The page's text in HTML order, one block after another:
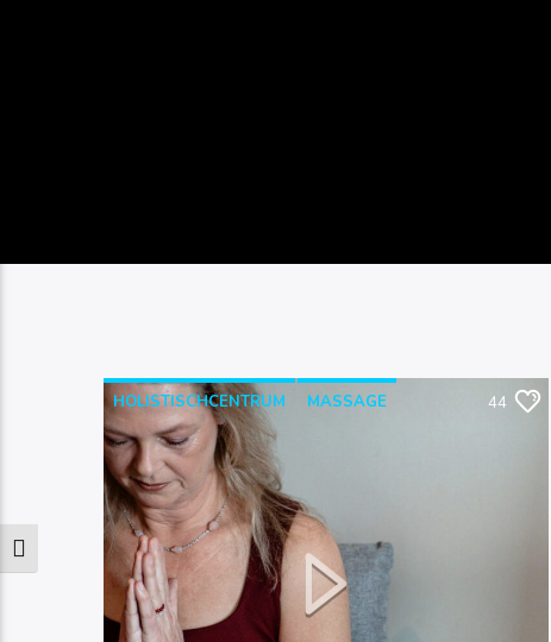
Keuze voor hoog contrast
HOLISTISCHCENTRUM
MASSAGE
ONTSPANNING
RAZO & ZORG
ZELFLIEFDE
44